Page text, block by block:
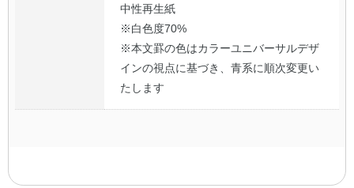
中性再生紙
※白色度70%
※本文罫の色はカラーユニバーサルデザ
インの視点に基づき、青系に順次変更い
たします